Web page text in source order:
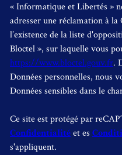
« Informatique et Libertés »
adresser une réclamation à
l’existence de la liste
Bloctel », sur laquelle vous
https://www.bloctel.gouv.fr.
Données personnelles, nous
Données sensibles dans le
Ce site est protégé par
Confidentialitéet es
s'appliquent.